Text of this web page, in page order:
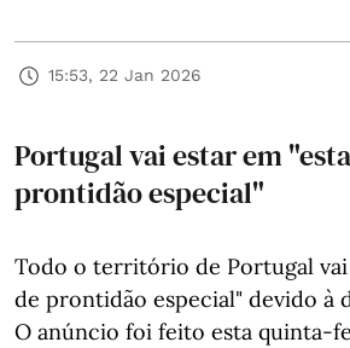
15:53, 22 Jan 2026
Portugal vai estar em
prontidão especial"
Todo o território de Portugal vai
de prontidão especial" devido à
O anúncio foi feito esta quinta-